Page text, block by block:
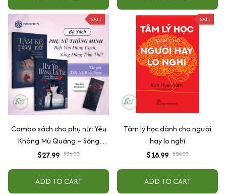
nữ + Nghệ thuật không nổi
giận + 5 ngôn ngữ yêu thương
SALE
Combo sách cho phụ nữ: Yêu
Không Mù Quáng – Sống
Không Bị Dắt Mũi: Tâm Kế Phụ
$27.99 $36.00
ADD TO CART
SALE
Tâm lý học dành cho người
hay lo nghĩ
$18.99 $24.00
ADD TO CART